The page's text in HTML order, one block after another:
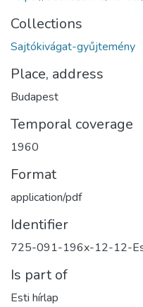
Collections
Sajtókivágat-gyűjtemény
Place, address
Budapest
Temporal coverage
1960
Format
application/pdf
Identifier
725-091-196x-12-12-
Is part of
Esti hírlap